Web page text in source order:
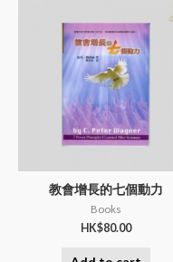
教會增長的七個動力
Books
HK$80.00